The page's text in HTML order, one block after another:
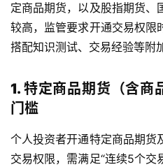
定商品期货，以及股指期货、
较高，监管要求开通交易权限
搭配知识测试、交易经验等附
1. 特定商品期货（含
门槛
个人投资者开通特定商品期货
交易权限，需满足“连续5个